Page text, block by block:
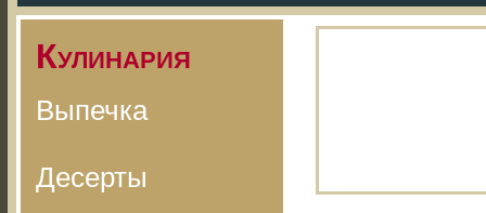
Кулинария
Выпечка
Десерты